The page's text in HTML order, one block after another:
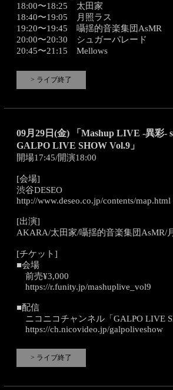
18:00〜18:25 太田家
18:40〜19:05 月照ラス
19:20〜19:45 囁揺的音楽集団AsMR
20:00〜20:30 シュガーパレード
20:45〜21:15 Mellows
> ライブ終了
09月29日(金) 「Mashup LIVE -異彩-
GALPO LIVE SHOW Vol.9」
開場17:45/開演18:00
[会場]
渋谷DESEO
http://www.deseo.co.jp/contents/map.html
[出演]
AKARA/太田家/囁揺的音楽集団AsMR/
[チケット]
■会場
前売¥3,000
https://r.funity.jp/mashuplive_vol9
■配信
ニコニコチャンネル「GALPO LIVE
https://ch.nicovideo.jp/galpoliveshow
> ライブ終了